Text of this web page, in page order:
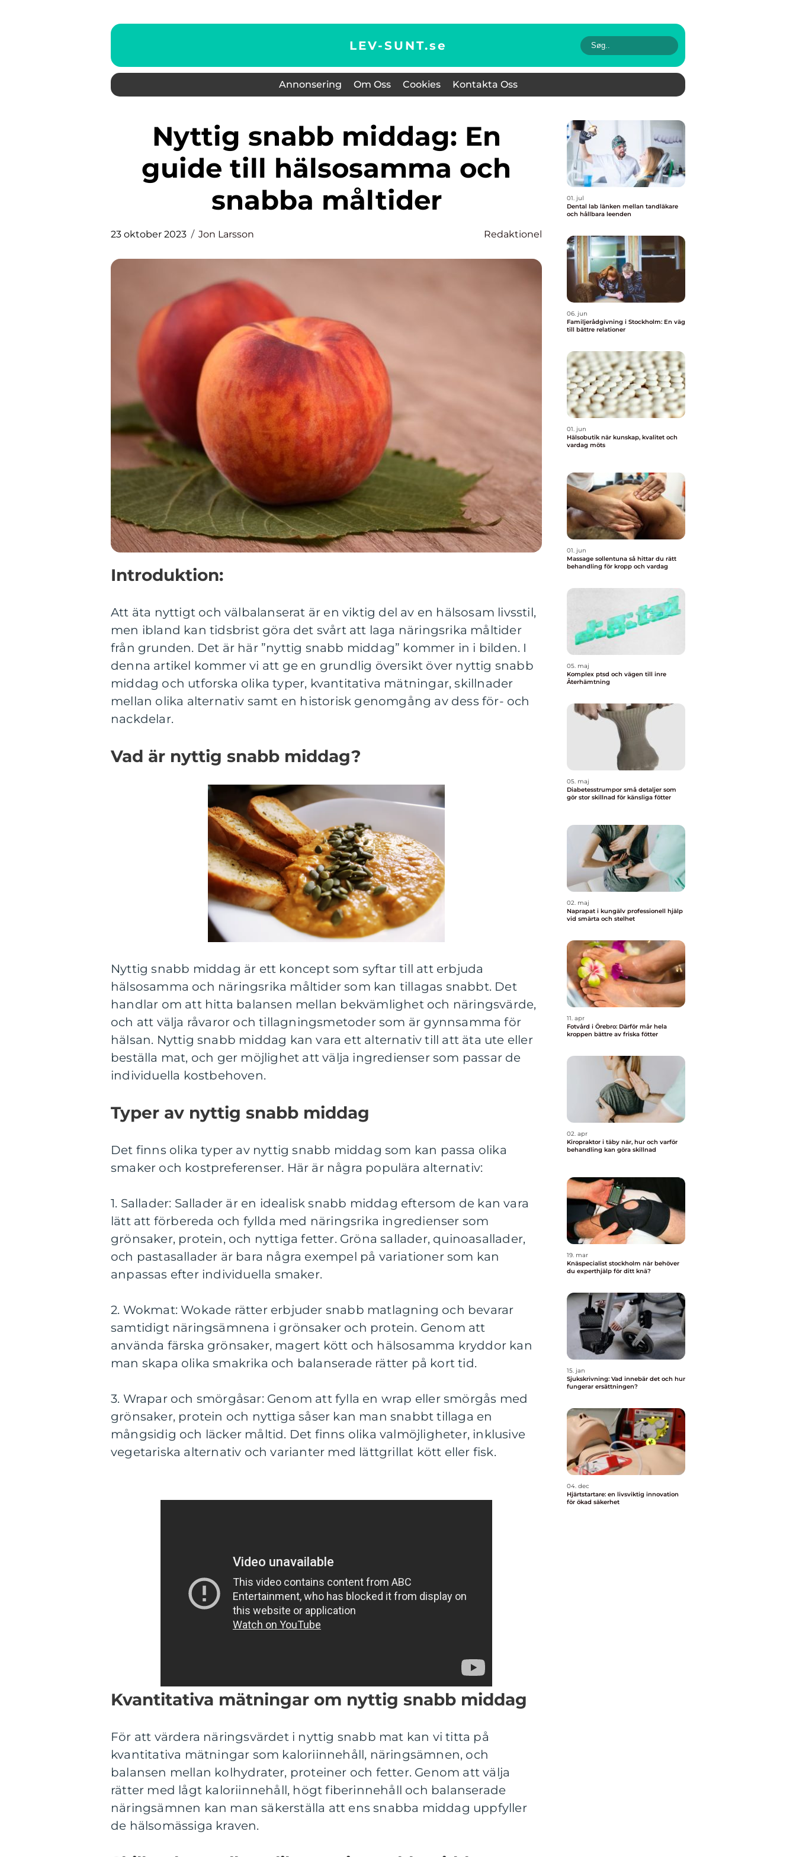
LEV-SUNT.se
Annonsering Om Oss Cookies Kontakta Oss
Nyttig snabb middag: En
guide till hälsosamma och
snabba måltider
23 oktober 2023 Jon Larsson Redaktionel
Introduktion:
Att äta nyttigt och välbalanserat är en viktig del av en hälsosam livsstil,
men ibland kan tidsbrist göra det svårt att laga näringsrika måltider
från grunden. Det är här ”nyttig snabb middag” kommer in i bilden. I
denna artikel kommer vi att ge en grundlig översikt över nyttig snabb
middag och utforska olika typer, kvantitativa mätningar, skillnader
mellan olika alternativ samt en historisk genomgång av dess för- och
nackdelar.
Vad är nyttig snabb middag?
Nyttig snabb middag är ett koncept som syftar till att erbjuda
hälsosamma och näringsrika måltider som kan tillagas snabbt. Det
handlar om att hitta balansen mellan bekvämlighet och näringsvärde,
och att välja råvaror och tillagningsmetoder som är gynnsamma för
hälsan. Nyttig snabb middag kan vara ett alternativ till att äta ute eller
beställa mat, och ger möjlighet att välja ingredienser som passar de
individuella kostbehoven.
Typer av nyttig snabb middag
Det finns olika typer av nyttig snabb middag som kan passa olika
smaker och kostpreferenser. Här är några populära alternativ:
1. Sallader: Sallader är en idealisk snabb middag eftersom de kan vara
lätt att förbereda och fyllda med näringsrika ingredienser som
grönsaker, protein, och nyttiga fetter. Gröna sallader, quinoasallader,
och pastasallader är bara några exempel på variationer som kan
anpassas efter individuella smaker.
2. Wokmat: Wokade rätter erbjuder snabb matlagning och bevarar
samtidigt näringsämnena i grönsaker och protein. Genom att
använda färska grönsaker, magert kött och hälsosamma kryddor kan
man skapa olika smakrika och balanserade rätter på kort tid.
3. Wrapar och smörgåsar: Genom att fylla en wrap eller smörgås med
grönsaker, protein och nyttiga såser kan man snabbt tillaga en
mångsidig och läcker måltid. Det finns olika valmöjligheter, inklusive
vegetariska alternativ och varianter med lättgrillat kött eller fisk.
Kvantitativa mätningar om nyttig snabb middag
För att värdera näringsvärdet i nyttig snabb mat kan vi titta på
kvantitativa mätningar som kaloriinnehåll, näringsämnen, och
balansen mellan kolhydrater, proteiner och fetter. Genom att välja
rätter med lågt kaloriinnehåll, högt fiberinnehåll och balanserade
näringsämnen kan man säkerställa att ens snabba middag uppfyller
de hälsomässiga kraven.
01. jul
Dental lab länken mellan tandläkare
och hållbara leenden
06. jun
Familjerådgivning i Stockholm: En väg
till bättre relationer
01. jun
Hälsobutik när kunskap, kvalitet och
vardag möts
01. jun
Massage sollentuna så hittar du rätt
behandling för kropp och vardag
05. maj
Komplex ptsd och vägen till inre
Återhämtning
05. maj
Diabetesstrumpor små detaljer som
gör stor skillnad för känsliga fötter
02. maj
Naprapat i kungälv professionell hjälp
vid smärta och stelhet
11. apr
Fotvård i Örebro: Därför mår hela
kroppen bättre av friska fötter
02. apr
Kiropraktor i täby när, hur och varför
behandling kan göra skillnad
19. mar
Knäspecialist stockholm när behöver
du experthjälp för ditt knä?
15. jan
Sjukskrivning: Vad innebär det och hur
fungerar ersättningen?
04. dec
Hjärtstartare: en livsviktig innovation
för ökad säkerhet